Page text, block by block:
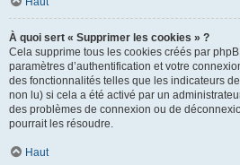
À quoi sert « Supprimer les cookies » ?
Cela supprime tous les cookies créés par
paramètres d’authentification et votre
des fonctionnalités telles que les indicateurs
non lu) si cela a été activé par un
des problèmes de connexion ou de
pourrait les résoudre.
Haut